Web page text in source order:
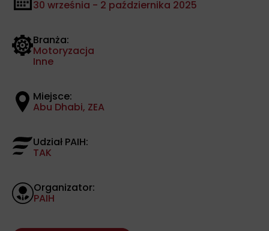
30 września - 2 października 2025
Branża:
Motoryzacja
Inne
Miejsce:
Abu Dhabi, ZEA
Udział PAIH:
TAK
Organizator:
PAIH